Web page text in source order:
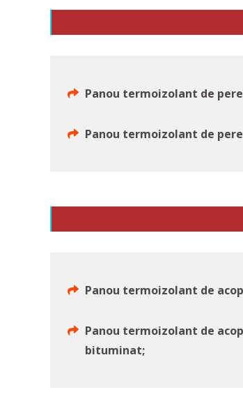
Panou termoizolant de
Panou termoizolant de
Panou termoizolant de
Panou termoizolant de
bituminat;